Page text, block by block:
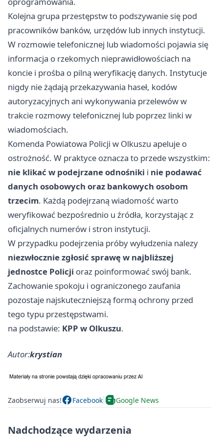
Kolejna grupa przestępstw to podszywanie się pod
pracowników banków, urzędów lub innych instytucji.
W rozmowie telefonicznej lub wiadomości pojawia się
informacja o rzekomych nieprawidłowościach na
koncie i prośba o pilną weryfikację danych. Instytucje
nigdy nie żądają przekazywania haseł, kodów
autoryzacyjnych ani wykonywania przelewów w
trakcie rozmowy telefonicznej lub poprzez linki w
wiadomościach.
Komenda Powiatowa Policji w Olkuszu apeluje o
ostrożność. W praktyce oznacza to przede wszystkim:
nie klikać w podejrzane odnośniki i nie podawać
danych osobowych oraz bankowych osobom
trzecim. Każdą podejrzaną wiadomość warto
weryfikować bezpośrednio u źródła, korzystając z
oficjalnych numerów i stron instytucji.
W przypadku podejrzenia próby wyłudzenia nalezy
niezwłocznie zgłosić sprawę w najbliższej
jednostce Policji oraz poinformować swój bank.
Zachowanie spokoju i ograniczonego zaufania
pozostaje najskuteczniejszą formą ochrony przed
tego typu przestępstwami.
na podstawie: KPP w Olkuszu.
Autor:krystian
Zaobserwuj nas! Facebook Google News
Nadchodzące wydarzenia